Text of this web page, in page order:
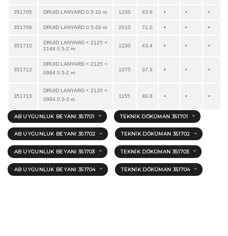
351705 DRUID LANYARD 0.5-10 m 1235 43.6 • • •
351706 DRUID LANYARD 0.5-20 m 2010 71.0 • • •
351710
DRUID LANYARD + 2125 +
2148 0.5-2 m
1230 43.4 • • •
351712
DRUID LANYARD + 2125 +
0984 0.5-2 m
1075 37.9 • • •
351713
DRUID LANYARD + 2125 +
0984 0.5-3 m
1155 40.8 • • •
AB UYGUNLUK BEYANI 351701 TEKNIK DÖKÜMAN 351701
AB UYGUNLUK BEYANI 351702 TEKNIK DÖKÜMAN 351702
AB UYGUNLUK BEYANI 351703 TEKNIK DÖKÜMAN 351703
AB UYGUNLUK BEYANI 351704 TEKNIK DÖKÜMAN 351704